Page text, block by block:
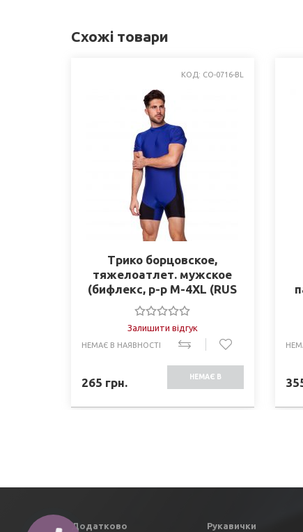
Схожі товари
КОД: CO-0716-BL
Трико борцовское,
тяжелоатлет. мужское
(бифлекс, р-р M-4XL (RUS
42-54), синий) (CO-0716-BL
)
Залишити відгук
НЕМАЄ В НАЯВНОСТІ
265 грн. НЕМАЄ В
Додатково Рукавички